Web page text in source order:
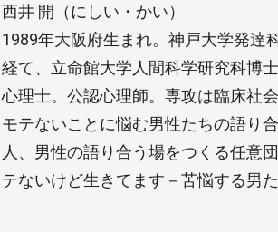
西井 開（にしい・かい）
1989年大阪府生まれ。神戸大学発達
経て、立命館大学人間科学研究科博
心理士。公認心理師。専攻は臨床社
モテないことに悩む男性たちの語り
人、男性の語り合う場をつくる任意
テないけど生きてます－苦悩する男